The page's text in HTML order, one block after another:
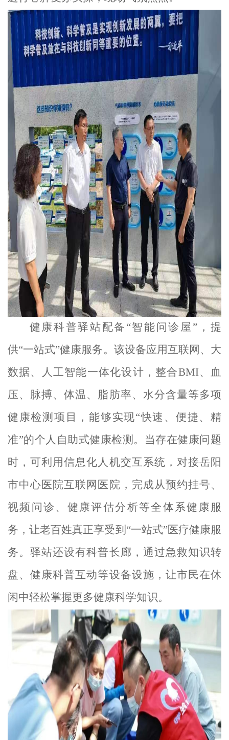
健康科普驿站配备 “智能问诊屋”，提
供“一站式”健康服务。该设备应用互联网、大
数据、人工智能一体化设计，整合BMI、血
压、脉搏、体温、脂肪率、水分含量等多项
健康检测项目，能够实现“快速、便捷、精
准”的个人自助式健康检测。当存在健康问题
时，可利用信息化人机交互系统，对接岳阳
市中心医院互联网医院，完成从预约挂号、
视频问诊、健康评估分析等全体系健康服
务，让老百姓真正享受到“一站式”医疗健康服
务。驿站还设有科普长廊，通过急救知识转
盘、健康科普互动等设备设施，让市民在休
闲中轻松掌握更多健康科学知识。